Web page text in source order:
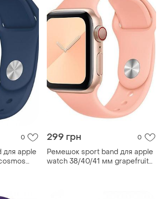
0
apple
299 грн 0
Ремешок sport band для apple
watch 38/40/41 мм grapefruit